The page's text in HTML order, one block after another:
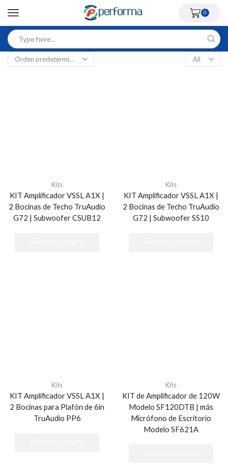
0
Kits
KIT Amplificador VSSL A1X |
2 Bocinas de Techo TruAudio
G72 | Subwoofer CSUB12
Kits
KIT Amplificador VSSL A1X |
2 Bocinas de Techo TruAudio
G72 | Subwoofer SS10
Kits
KIT Amplificador VSSL A1X |
2 Bocinas para Plafón de 6in
TruAudio PP6
Kits
KIT de Amplificador de 120W
Modelo SF120DTB | más
Micrófono de Escritorio
Modelo SF621A